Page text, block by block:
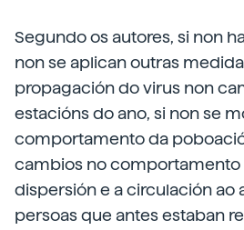
Segundo os autores, si non
non se aplican outras
propagación do virus non
estacións do ano, si non se
comportamento da
cambios no
dispersión e a circulación ao
persoas que antes estaban